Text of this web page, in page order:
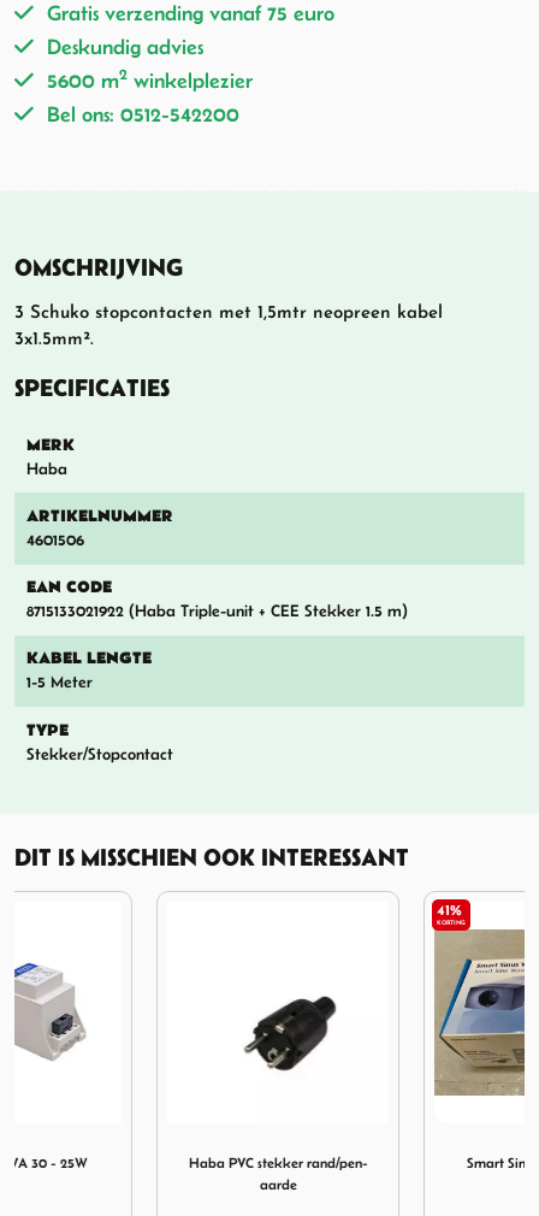
Gratis verzending vanaf 75 euro
Deskundig advies
5600 m2 winkelplezier
Bel ons: 0512-542200
OMSCHRIJVING
3 Schuko stopcontacten met 1,5mtr neopreen kabel
3x1.5mm².
SPECIFICATIES
MERK
Haba
ARTIKELNUMMER
4601506
EAN CODE
8715133021922 (Haba Triple-unit + CEE Stekker 1.5 m)
KABEL LENGTE
1-5 Meter
TYPE
Stekker/Stopcontact
DIT IS MISSCHIEN OOK INTERESSANT
Haba PVC stekker rand/pen-
Smart Sine Wave Inverter